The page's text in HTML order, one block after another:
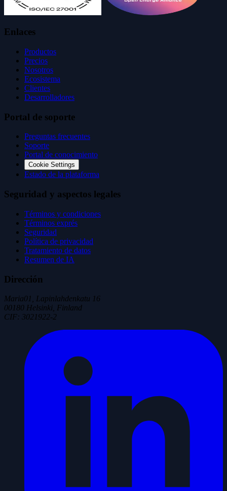
Enlaces
Productos
Precios
Nosotros
Ecosistema
Clientes
Desarrolladores
Portal de soporte
Preguntas frecuentes
Soporte
Portal de conocimiento
Cookie Settings
Estado de la plataforma
Seguridad y aspectos legales
Términos y condiciones
Términos exprés
Seguridad
Política de privacidad
Tratamiento de datos
Resumen de IA
Dirección
Maria01, Lapinlahdenkatu 16
00180 Helsinki, Finland
CIF: 3021922-2